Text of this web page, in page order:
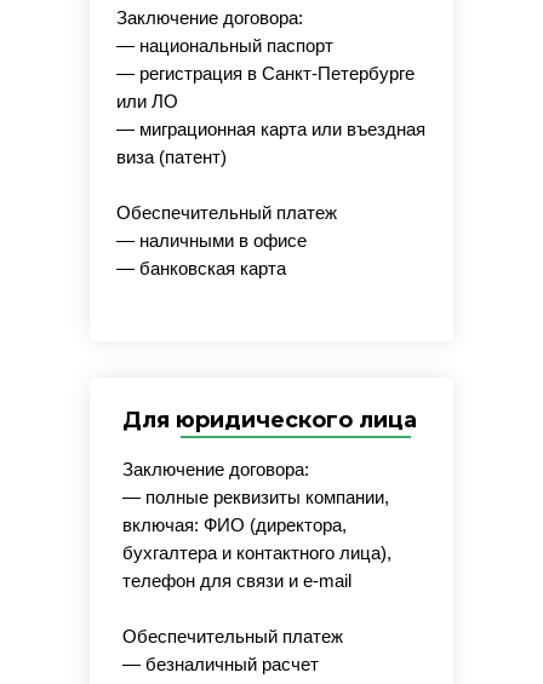
Для юридического лица
Заключение договора:
— национальный паспорт
— регистрация в Санкт-Петербурге
или ЛО
— миграционная карта или въездная
виза (патент)
Обеспечительный платеж
— наличными в офисе
— банковская карта
Заключение договора:
— полные реквизиты компании,
включая: ФИО (директора,
бухгалтера и контактного лица),
телефон для связи и e-mail
Обеспечительный платеж
— безналичный расчет